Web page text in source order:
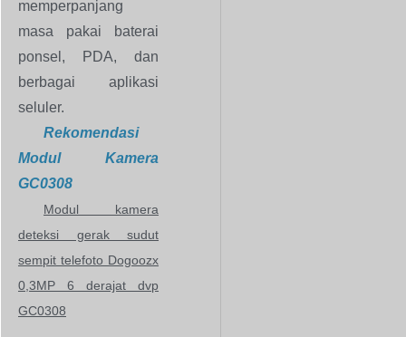
memperpanjang
masa pakai baterai
ponsel, PDA, dan
berbagai aplikasi
seluler.
Rekomendasi
Modul Kamera
GC0308
Modul kamera
deteksi gerak sudut
sempit telefoto Dogoozx
0,3MP 6 derajat dvp
GC0308